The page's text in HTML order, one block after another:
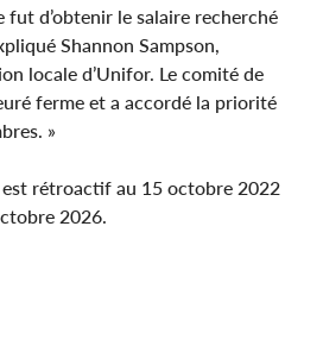
d’obtenir le salaire recherché
Shannon Sampson,
locale d’Unifor. Le comité de
ferme et a accordé la priorité
»
rétroactif au 15 octobre 2022
2026.